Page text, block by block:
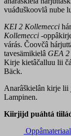
vuáđuškoovlâ nube
KEI 2 Kollemecci
Kollemecci -
várás. Čoovčâ
tavesämikielâ GEA
Kirje kietâčalluu lii
Bäck.
Anarâškielân kirje lii
Lampinen.
Kiirjijd puáhtá